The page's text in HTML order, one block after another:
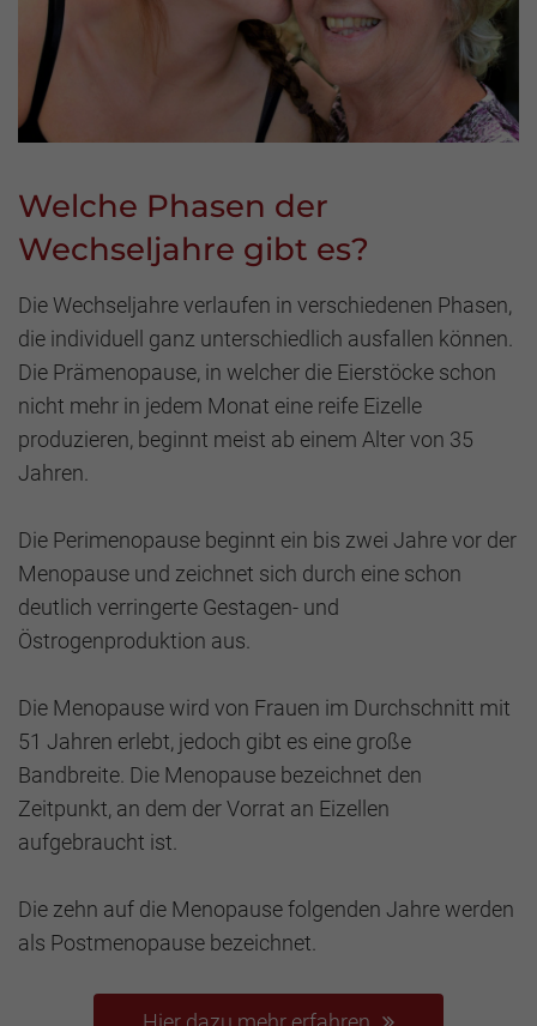
Welche Phasen der
Wechseljahre gibt es?
Die Wechseljahre verlaufen in verschiedenen Phasen,
die individuell ganz unterschiedlich ausfallen können.
Die Prämenopause, in welcher die Eierstöcke schon
nicht mehr in jedem Monat eine reife Eizelle
produzieren, beginnt meist ab einem Alter von 35
Jahren.
Die Perimenopause beginnt ein bis zwei Jahre vor der
Menopause und zeichnet sich durch eine schon
deutlich verringerte Gestagen- und
Östrogenproduktion aus.
Die Menopause wird von Frauen im Durchschnitt mit
51 Jahren erlebt, jedoch gibt es eine große
Bandbreite. Die Menopause bezeichnet den
Zeitpunkt, an dem der Vorrat an Eizellen
aufgebraucht ist.
Die zehn auf die Menopause folgenden Jahre werden
als Postmenopause bezeichnet.